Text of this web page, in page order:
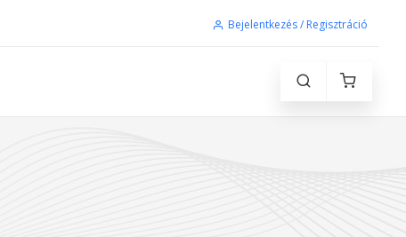
Bejelentkezés / Regisztráció